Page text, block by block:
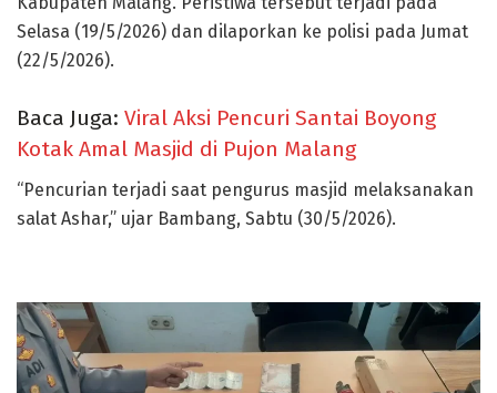
Selasa (19/5/2026) dan dilaporkan ke polisi pada Jumat
(22/5/2026).
Baca Juga: Viral Aksi Pencuri Santai Boyong
Kotak Amal Masjid di Pujon Malang
“Pencurian terjadi saat pengurus masjid melaksanakan
salat Ashar,” ujar Bambang, Sabtu (30/5/2026).